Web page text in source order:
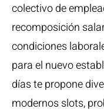
colectivo de
recomposición
condiciones
para el nuevo
días te propone
modernos slots,